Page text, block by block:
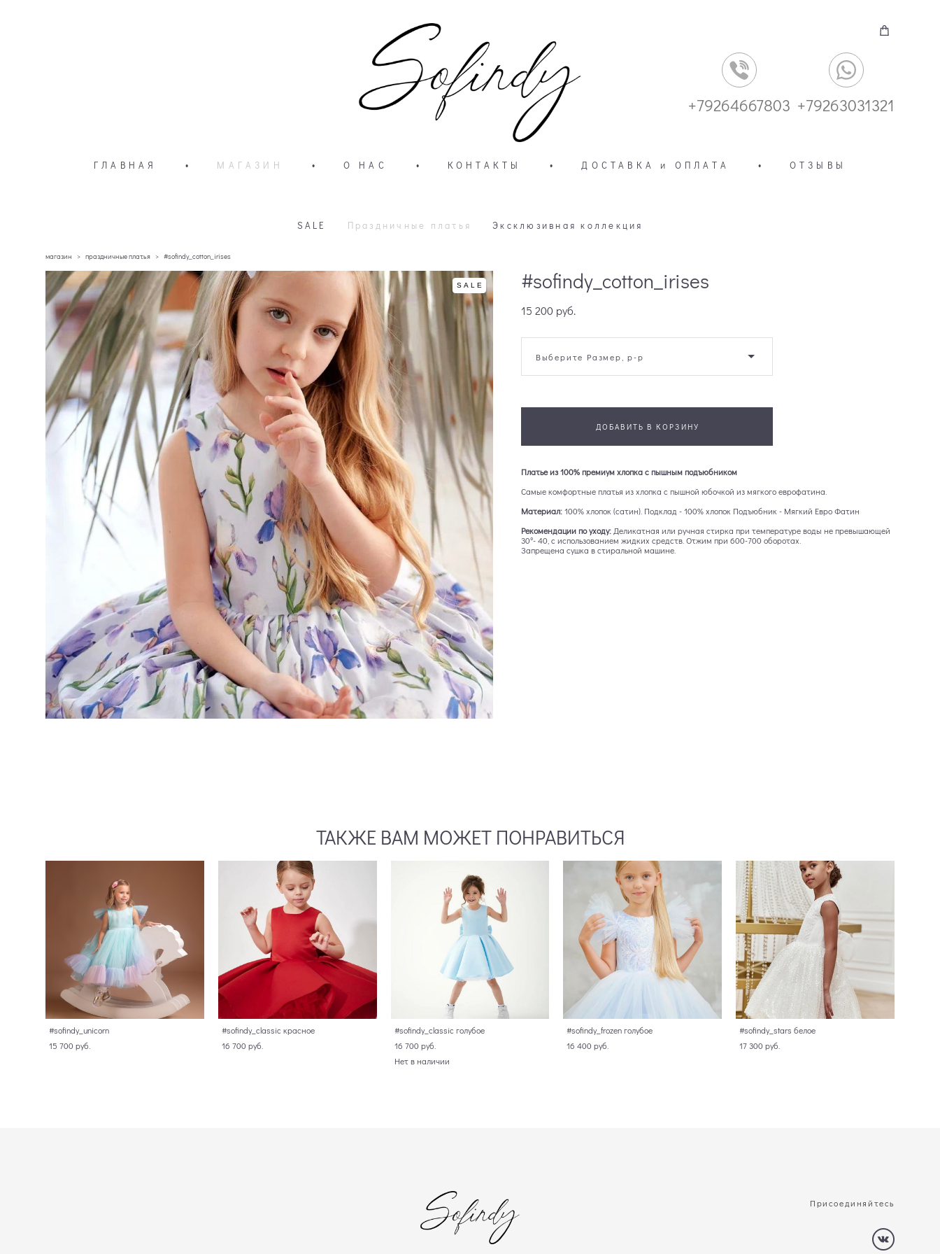
+79264667803 +79263031321
ГЛАВНАЯ • МАГАЗИН • О НАС • КОНТАКТЫ • ДОСТАВКА и ОПЛАТА • ОТЗЫВЫ
SALE Праздничные платья Эксклюзивная коллекция
магазин > праздничные платья > #sofindy_cotton_irises
SALE #sofindy_cotton_irises
15 200 pуб.
Выберите Размер, р-р
ДОБАВИТЬ В КОРЗИНУ
Платье из 100% премиум хлопка с пышным подъюбником
Самые комфортные платья из хлопка с пышной юбочкой из мягкого еврофатина.
Материал:100% хлопок (сатин). Подклад - 100% хлопок Подъюбник - Мягкий Евро Фатин
Рекомендации по уходу:Деликатная или ручная стирка при температуре воды не превышающей
30°- 40, с использованием жидких средств. Отжим при 600-700 оборотах.
Запрещена сушка в стиральной машине.
ТАКЖЕ ВАМ МОЖЕТ ПОНРАВИТЬСЯ
#sofindy_unicorn
15 700 pуб.
#sofindy_classic красное
16 700 pуб.
#sofindy_classic голубое
16 700 pуб.
Нет в наличии
#sofindy_frozen голубое
16 400 pуб.
#sofindy_stars белое
17 300 pуб.
Присоединяйтесь